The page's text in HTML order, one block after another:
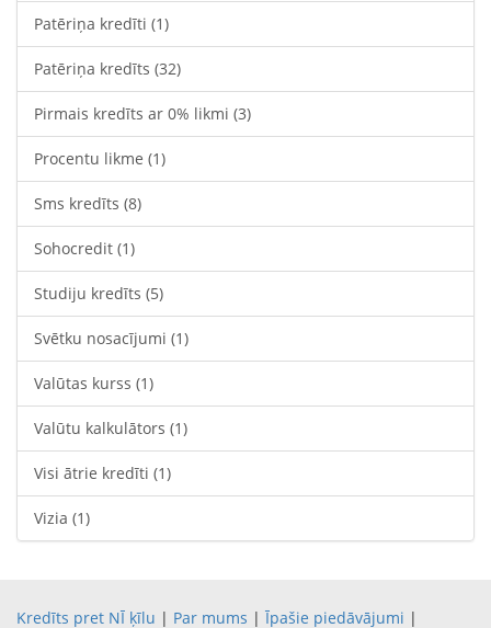
Patēriņa kredīti (1)
Patēriņa kredīts (32)
Pirmais kredīts ar 0% likmi (3)
Procentu likme (1)
Sms kredīts (8)
Sohocredit (1)
Studiju kredīts (5)
Svētku nosacījumi (1)
Valūtas kurss (1)
Valūtu kalkulātors (1)
Visi ātrie kredīti (1)
Vizia (1)
Kredīts pret NĪ ķīlu | Par mums | Īpašie piedāvājumi |